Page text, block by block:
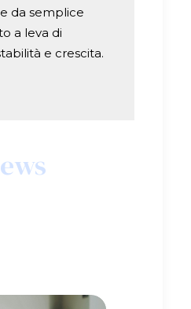
da semplice
a leva di
e crescita.